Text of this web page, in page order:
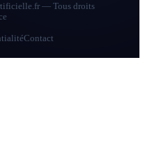
— Tous droits
Contact